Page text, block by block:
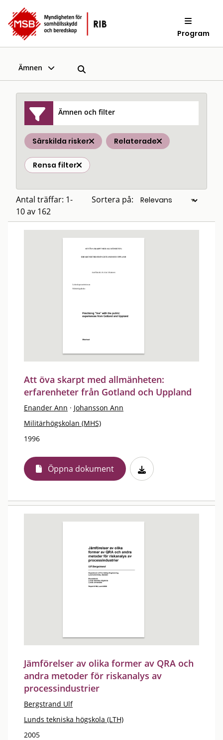
Program
Ämnen
Ämnen och filter
Särskilda risker Relaterade
Rensa filter
Antal träffar: 1-
10 av 162
Sortera på:
Att öva skarpt med allmänheten:
erfarenheter från Gotland och Uppland
Enander Ann · Johansson Ann
Militärhögskolan (MHS)
1996
Öppna dokument
Jämförelser av olika former av QRA och
andra metoder för riskanalys av
processindustrier
Bergstrand Ulf
Lunds tekniska högskola (LTH)
2005